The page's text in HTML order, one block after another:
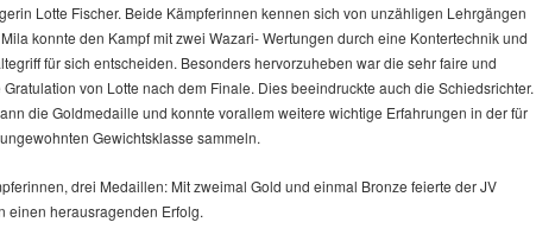
Lotte Fischer. Beide Kämpferinnen kennen sich von unzähligen Lehrgängen
konnte den Kampf mit zwei Wazari- Wertungen durch eine Kontertechnik und
für sich entscheiden. Besonders hervorzuheben war die sehr faire und
von Lotte nach dem Finale. Dies beeindruckte auch die Schiedsrichter.
die Goldmedaille und konnte vorallem weitere wichtige Erfahrungen in der für
Gewichtsklasse sammeln.
drei Medaillen: Mit zweimal Gold und einmal Bronze feierte der JV
einen herausragenden Erfolg.